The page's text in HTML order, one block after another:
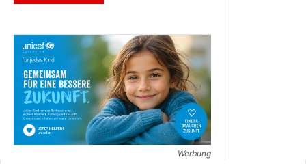
Werbung